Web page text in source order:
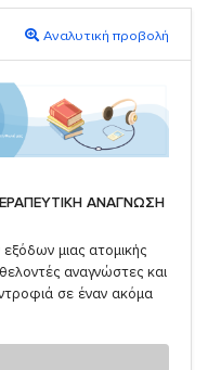
Αναλυτική προβολή
ΑΝΑΓΝΩΣΗ
μιας ατομικής
αναγνώστες και
σε έναν ακόμα